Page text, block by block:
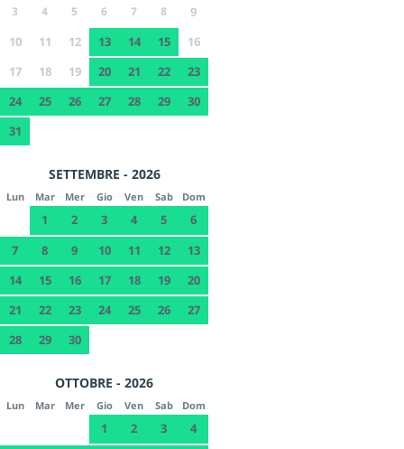
3
4 5 6 7 8
9
10
11 12 13 14 15
16
17
18 19 20 21 22
23
24
25 26 27 28 29
30
31
SETTEMBRE - 2026
Lun Mar Mer Gio Ven Sab Dom
1 2 3 4 5
6
7
8 9 10 11 12
13
14
15 16 17 18 19
20
21
22 23 24 25 26
27
28
29 30
OTTOBRE - 2026
Lun Mar Mer Gio Ven Sab Dom
1 2 3
4